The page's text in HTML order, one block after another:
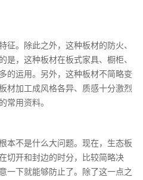
。除此之外，这种板材的防火、
是，这种板材在板式家具、橱柜、
的运用。另外，这种板材不简略变
材加工成风格各异、质感十分激烈
常用资料。
不是什么大问题。现在，生态板
切开和封边的时分，比较简略决
一下就能够防止了。除了这一点之